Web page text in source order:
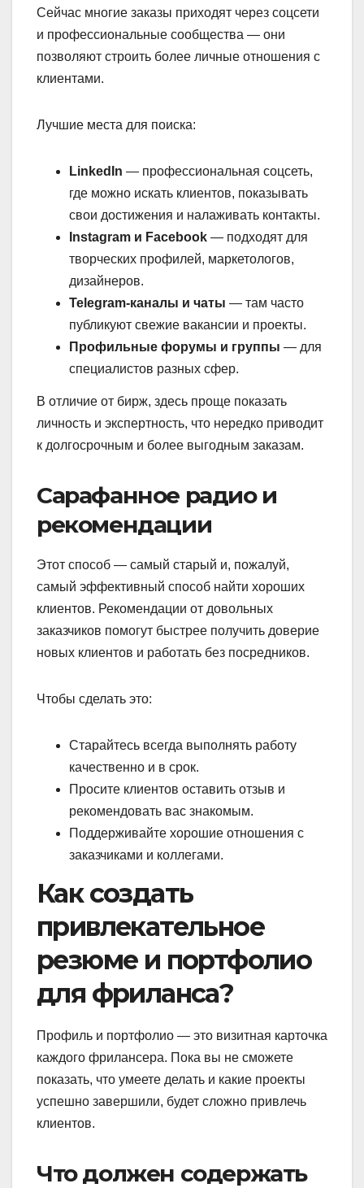
Сейчас многие заказы приходят через соцсети
и профессиональные сообщества — они
позволяют строить более личные отношения с
клиентами.
Лучшие места для поиска:
LinkedIn — профессиональная соцсеть,
где можно искать клиентов, показывать
свои достижения и налаживать контакты.
Instagram и Facebook — подходят для
творческих профилей, маркетологов,
дизайнеров.
Telegram-каналы и чаты — там часто
публикуют свежие вакансии и проекты.
Профильные форумы и группы — для
специалистов разных сфер.
В отличие от бирж, здесь проще показать
личность и экспертность, что нередко приводит
к долгосрочным и более выгодным заказам.
Сарафанное радио и
рекомендации
Этот способ — самый старый и, пожалуй,
самый эффективный способ найти хороших
клиентов. Рекомендации от довольных
заказчиков помогут быстрее получить доверие
новых клиентов и работать без посредников.
Чтобы сделать это:
Старайтесь всегда выполнять работу
качественно и в срок.
Просите клиентов оставить отзыв и
рекомендовать вас знакомым.
Поддерживайте хорошие отношения с
заказчиками и коллегами.
Как создать
привлекательное
резюме и портфолио
для фриланса?
Профиль и портфолио — это визитная карточка
каждого фрилансера. Пока вы не сможете
показать, что умеете делать и какие проекты
успешно завершили, будет сложно привлечь
клиентов.
Что должен содержать